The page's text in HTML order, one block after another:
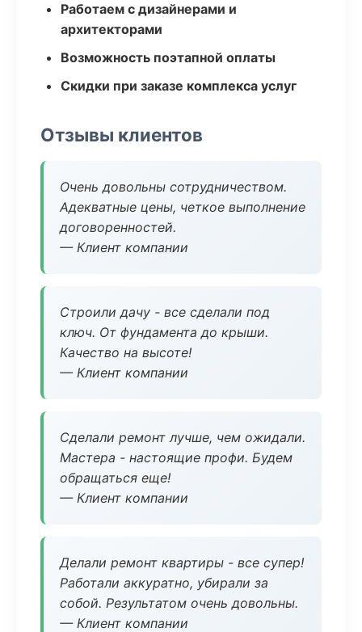
Работаем с дизайнерами и
архитекторами
Возможность поэтапной оплаты
Скидки при заказе комплекса услуг
Отзывы клиентов
Очень довольны сотрудничеством.
Адекватные цены, четкое выполнение
договоренностей.
— Клиент компании
Строили дачу - все сделали под
ключ. От фундамента до крыши.
Качество на высоте!
— Клиент компании
Сделали ремонт лучше, чем ожидали.
Мастера - настоящие профи. Будем
обращаться еще!
— Клиент компании
Делали ремонт квартиры - все супер!
Работали аккуратно, убирали за
собой. Результатом очень довольны.
— Клиент компании